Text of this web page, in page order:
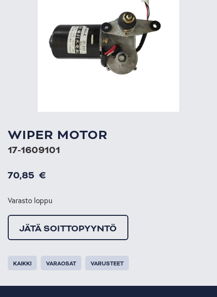
WIPER MOTOR
17-1609101
70,85 €
Varasto loppu
JÄTÄ SOITTOPYYNTÖ
KAIKKI VARAOSAT VARUSTEET